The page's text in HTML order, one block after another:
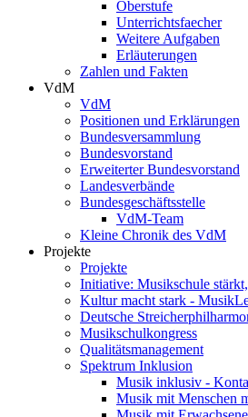
Oberstufe
Unterrichtsfaecher
Weitere Aufgaben
Erläuterungen
Zahlen und Fakten
VdM
VdM
Positionen und Erklärungen
Bundesversammlung
Bundesvorstand
Erweiterter Bundesvorstand
Landesverbände
Bundesgeschäftsstelle
VdM-Team
Kleine Chronik des VdM
Projekte
Projekte
Initiative: Musikschule
Kultur macht stark -
Deutsche
Musikschulkongress
Qualitätsmanagement
Spektrum Inklusion
Musik inklusiv -
Musik mit Menschen